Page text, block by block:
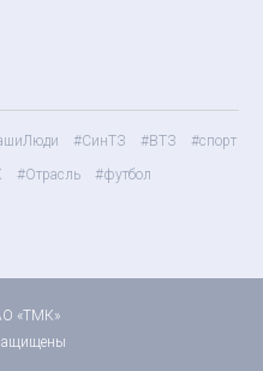
#СинТЗ #ВТЗ
#спорт
#Отрасль
#футбол
«ТМК»